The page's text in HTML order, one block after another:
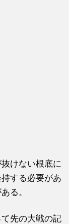
けない根底に
する必要があ
る。
て先の大戦の記